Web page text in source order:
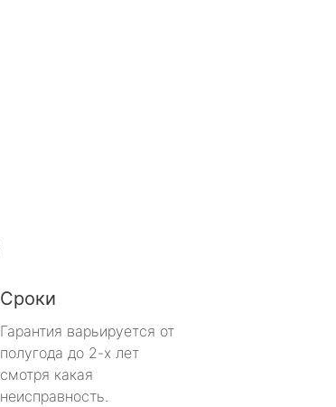
Сроки
Гарантия варьируется от
полугода до 2-х лет
смотря какая
неисправность.